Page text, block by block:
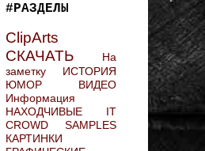
#РАЗДЕЛЫ
ClipArts
СКАЧАТЬ
На
заметку
ИСТОРИЯ
ЮМОР
ВИДЕО
Информация
НАХОДЧИВЫЕ
IT
CROWD
SAMPLES
КАРТИНКИ